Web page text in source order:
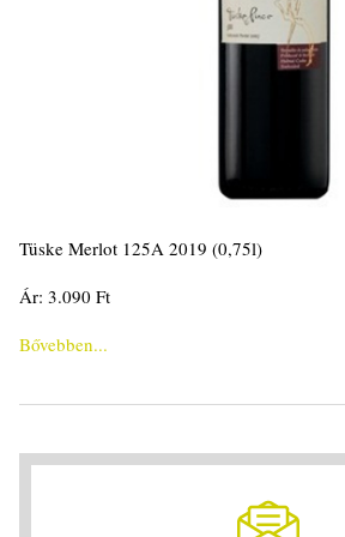
Tüske Merlot 125A 2019 (0,75l)
Ár: 3.090 Ft
Bővebben...